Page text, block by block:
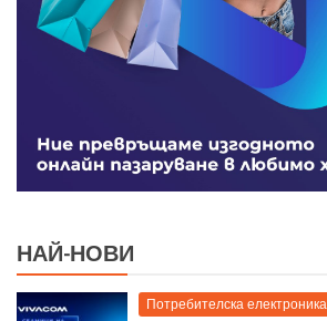
НАЙ-НОВИ
Потребителска електроника